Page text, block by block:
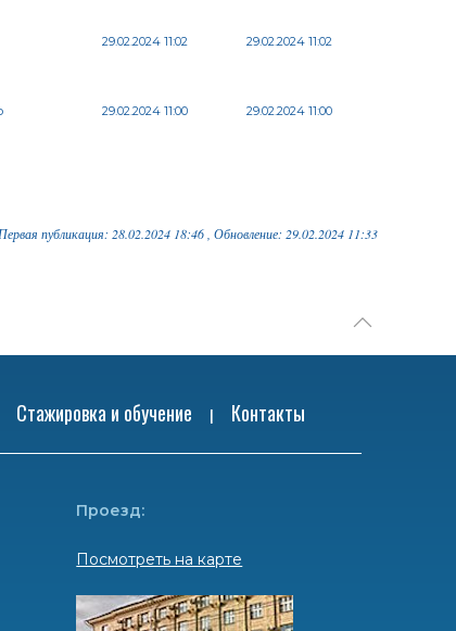
29.02.2024 11:02 29.02.2024 11:02
29.02.2024 11:00 29.02.2024 11:00
Первая публикация: 28.02.2024 18:46 , Обновление: 29.02.2024 11:33
Стажировка и обучение | Контакты
Проезд:
Посмотреть на карте